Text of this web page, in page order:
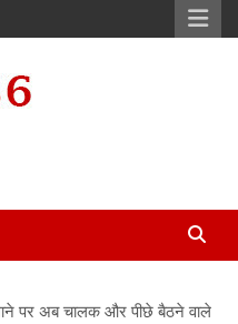
पर अब चालक और पीछे बैठने वाले